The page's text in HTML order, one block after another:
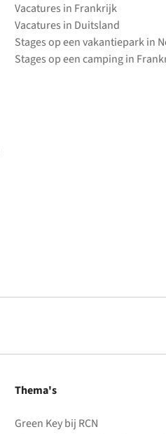
Vacatures in Frankrijk
Vacatures in Duitsland
Stages op een vakantiepark in
Stages op een camping in
Thema's
Green Key bij RCN